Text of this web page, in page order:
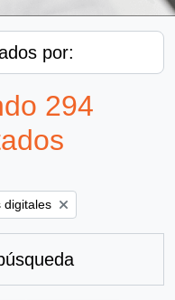
por:
294
digitales